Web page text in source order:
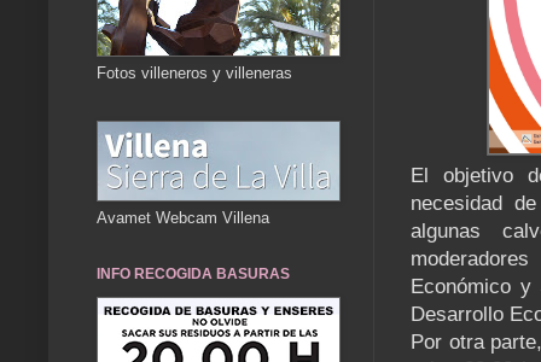
El objetivo
necesidad
algunas
Económico
Desarrollo
Por otra
Fotos villeneros y villeneras
Avamet Webcam Villena
INFO RECOGIDA BASURAS